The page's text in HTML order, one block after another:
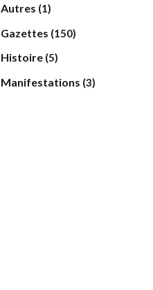
Autres (1)
Gazettes (150)
Histoire (5)
Manifestations (3)